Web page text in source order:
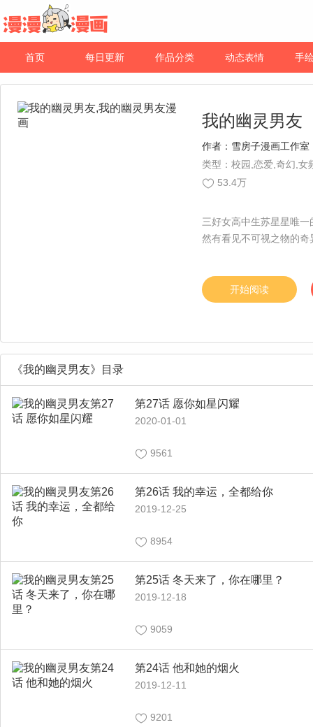
首页 每日更新 作品分类 动态表情 手
我的幽灵男友
作者： 雪房子漫画工作室
类型：校园,恋爱,奇幻,女
53.4万
三好女高中生苏星星唯
然有看见不可视之物的
开始阅读
《我的幽灵男友》目录
第27话 愿你如星闪耀
2020-01-01
9561
第26话 我的幸运，全都给你
2019-12-25
8954
第25话 冬天来了，你在哪里？
2019-12-18
9059
第24话 他和她的烟火
2019-12-11
9201